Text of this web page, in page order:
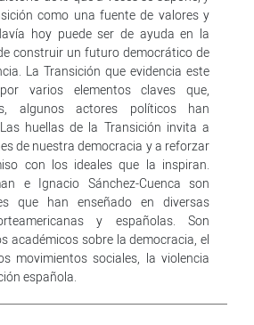
como una fuente de valores y
hoy puede ser de ayuda en la
construir un futuro democrático de
La Transición que evidencia este
varios elementos claves que,
algunos actores políticos han
huellas de la Transición invita a
de nuestra democracia y a reforzar
con los ideales que la inspiran.
e Ignacio Sánchez-Cuenca son
que han enseñado en diversas
y españolas. Son
académicos sobre la democracia, el
movimientos sociales, la violencia
española.